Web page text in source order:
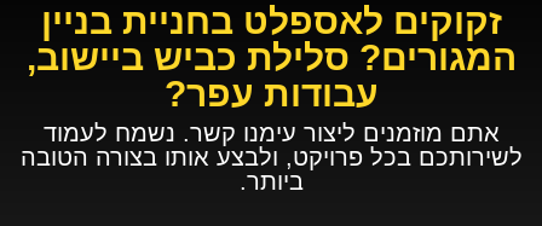
זקוקים לאספלט בחניית בניין
המגורים? סלילת כביש ביישוב,
עבודות עפר?
אתם מוזמנים ליצור עימנו קשר. נשמח לעמוד
לשירותכם בכל פרויקט, ולבצע אותו בצורה הטובה
ביותר.